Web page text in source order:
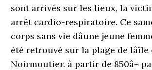
sont arrivés sur les lieux, la
arrêt cardio-respiratoire. Ce
corps sans vie dâune jeune
été retrouvé sur la plage de lâîle
Noirmoutier. à partir de 850â¬